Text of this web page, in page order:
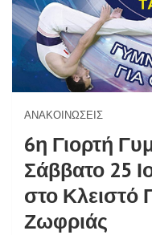
ΑΝΑΚΟΙΝΏΣΕΙΣ
6η Γιορτή
Σάββατο 25
στο Κλειστό
Ζωφριάς